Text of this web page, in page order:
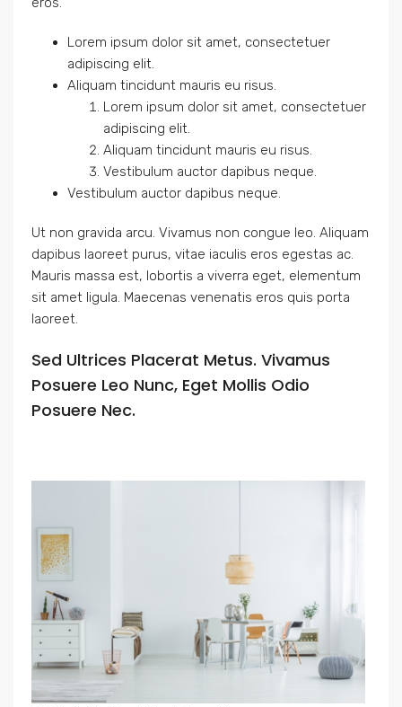
Lorem ipsum dolor sit amet, consectetuer
adipiscing elit.
Aliquam tincidunt mauris eu risus.
Lorem ipsum dolor sit amet, consectetuer
adipiscing elit.
Aliquam tincidunt mauris eu risus.
Vestibulum auctor dapibus neque.
Vestibulum auctor dapibus neque.
Ut non gravida arcu. Vivamus non congue leo. Aliquam
dapibus laoreet purus, vitae iaculis eros egestas ac.
Mauris massa est, lobortis a viverra eget, elementum
sit amet ligula. Maecenas venenatis eros quis porta
laoreet.
Sed Ultrices Placerat Metus. Vivamus
Posuere Leo Nunc, Eget Mollis Odio
Posuere Nec.